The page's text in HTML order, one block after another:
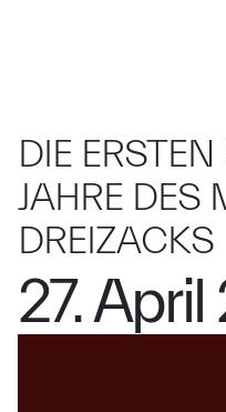
DIE
JAHRE DES
DREIZACKS
27.